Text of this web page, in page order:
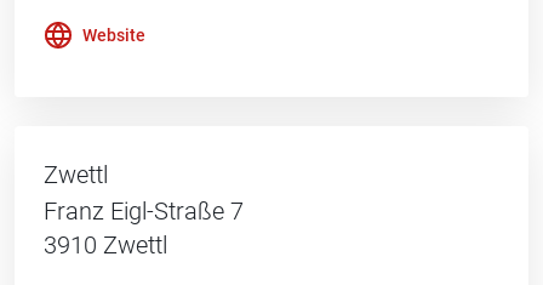
Website
Zwettl
Franz Eigl-Straße 7
3910 Zwettl